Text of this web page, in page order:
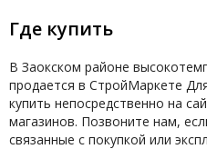
Где купить
В Заокском районе
продается в СтройМаркете
купить непосредственно на
магазинов. Позвоните нам,
связанные с покупкой или